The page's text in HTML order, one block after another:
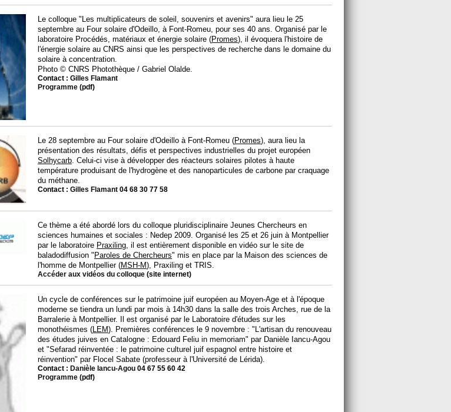
Le colloque "Les multiplicateurs de soleil, souvenirs et avenirs" aura lieu le 25
septembre au Four solaire d'Odeillo, à Font-Romeu, pour ses 40 ans. Organisé par le
laboratoire Procédés, matériaux et énergie solaire (Promes), il évoquera l'histoire de
l'énergie solaire au CNRS ainsi que les perspectives de recherche dans le domaine du
solaire à concentration.
Photo © CNRS Photothèque / Gabriel Olalde.
Contact : Gilles Flamant
Programme (pdf)
Le 28 septembre au Four solaire d'Odeillo à Font-Romeu (Promes), aura lieu la
présentation des résultats, défis et perspectives industrielles du projet européen
Solhycarb . Celui-ci vise à développer des réacteurs solaires pilotes à haute
température produisant de l'hydrogène et des nanoparticules de carbone par craquage
du méthane.
Contact : Gilles Flamant 04 68 30 77 58
Ce thème a été abordé lors du colloque pluridisciplinaire Jeunes Chercheurs en
sciences humaines et sociales : Nedep 2009. Organisé les 25 et 26 juin à Montpellier
par le laboratoire Praxiling , il est entièrement disponible en vidéo sur le site de
baladodiffusion " Paroles de Chercheurs" mis en place par la Maison des sciences de
l'homme de Montpellier (MSH-M), Praxiling et TRIS.
Accéder aux vidéos du colloque (site internet)
Un cycle de conférences sur le patrimoine juif européen au Moyen-Age et à l'époque
moderne se tiendra un lundi par mois à 14h30 dans la salle des trois Arches, rue de la
Barralerie à Montpellier. Il est organisé par le Laboratoire d'études sur les
monothéismes ( LEM). Premières conférences le 9 novembre : "L'artisan du renouveau
des études juives en Catalogne : Edouard Feliu in memoriam" par Danièle Iancu-Agou
et "Sefarad réinventée : le patrimoine culturel juif espagnol entre histoire et
réinvention" par Flocel Sabate (professeur à l'Université de Lérida)
Contact : Danièle Iancu-Agou 04 67 55 60 42
Programme (pdf)